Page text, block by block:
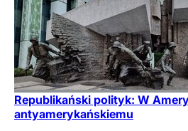
Republikański polityk: W
antyamerykańskiemu